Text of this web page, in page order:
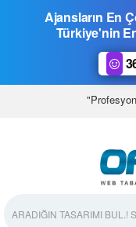
Ajansların En
Türkiye'nin